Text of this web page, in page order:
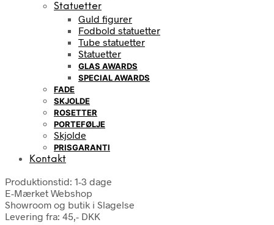
Statuetter
Guld figurer
Fodbold statuetter
Tube statuetter
Statuetter
GLAS AWARDS
SPECIAL AWARDS
FADE
SKJOLDE
ROSETTER
PORTEFØLJE
Skjolde
PRISGARANTI
Kontakt
Produktionstid: 1-3 dage
E-Mærket Webshop
Showroom og butik i Slagelse
Levering fra: 45,- DKK